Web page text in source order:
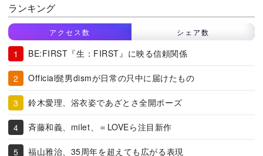
ランキング
アクセス数 シェア数
BE:FIRST『生：FIRST』に映る信頼関係
Official髭男dismが日常の只中に届けたもの
鈴木愛理、浴衣姿であざとさ全開ポーズ
斉藤和義、milet、＝LOVEら注目新作
福山雅治、35周年を超えても広がる表現